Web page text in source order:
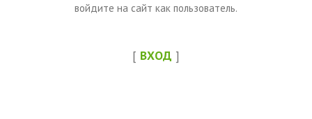
войдите на сайт как пользователь.
[ ВХОД ]